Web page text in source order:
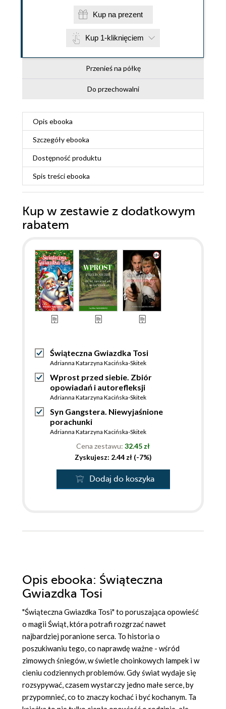
Kup na prezent
Kup 1-kliknięciem
Przenieś na półkę
Do przechowalni
Opis ebooka
Szczegółyebooka
Dostępność produktu
Spis treściebooka
Kup w zestawie z dodatkowym
rabatem
Świąteczna Gwiazdka Tosi
Adrianna Katarzyna Kacińska-Skitek
Wprost przed siebie. Zbiór
opowiadań i autorefleksji
Adrianna Katarzyna Kacińska-Skitek
Syn Gangstera. Niewyjaśnione
porachunki
Adrianna Katarzyna Kacińska-Skitek
Cena zestawu: 32.45 zł
Zyskujesz: 2.44 zł (-7%)
Dodaj do koszyka
Opis ebooka: Świąteczna
Gwiazdka Tosi
"Świąteczna Gwiazdka Tosi" to poruszająca opowieść
o magii Świąt, która potrafi rozgrzać nawet
najbardziej poranione serca. To historia o
poszukiwaniu tego, co naprawdę ważne - wśród
zimowych śniegów, w świetle choinkowych lampek i w
cieniu codziennych problemów. Gdy świat wydaje się
rozsypywać, czasem wystarczy jedno małe serce, by
przypomnieć, co to znaczy kochać i być kochanym. Ta